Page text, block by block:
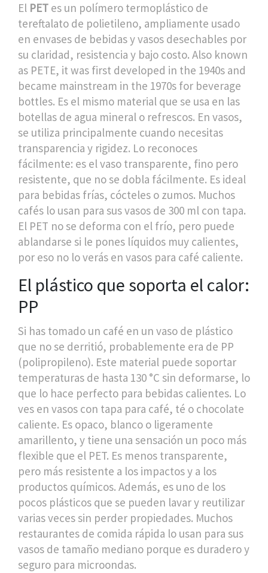
El PET es un polímero termoplástico de
tereftalato de polietileno, ampliamente usado
en envases de bebidas y vasos desechables por
su claridad, resistencia y bajo costo. Also known
as PETE, it was first developed in the 1940s and
became mainstream in the 1970s for beverage
bottles. Es el mismo material que se usa en las
botellas de agua mineral o refrescos. En vasos,
se utiliza principalmente cuando necesitas
transparencia y rigidez. Lo reconoces
fácilmente: es el vaso transparente, fino pero
resistente, que no se dobla fácilmente. Es ideal
para bebidas frías, cócteles o zumos. Muchos
cafés lo usan para sus vasos de 300 ml con tapa.
El PET no se deforma con el frío, pero puede
ablandarse si le pones líquidos muy calientes,
por eso no lo verás en vasos para café caliente.
El plástico que soporta el calor:
PP
Si has tomado un café en un vaso de plástico
que no se derritió, probablemente era de PP
(polipropileno). Este material puede soportar
temperaturas de hasta 130 °C sin deformarse, lo
que lo hace perfecto para bebidas calientes. Lo
ves en vasos con tapa para café, té o chocolate
caliente. Es opaco, blanco o ligeramente
amarillento, y tiene una sensación un poco más
flexible que el PET. Es menos transparente,
pero más resistente a los impactos y a los
productos químicos. Además, es uno de los
pocos plásticos que se pueden lavar y reutilizar
varias veces sin perder propiedades. Muchos
restaurantes de comida rápida lo usan para sus
vasos de tamaño mediano porque es duradero y
seguro para microondas.